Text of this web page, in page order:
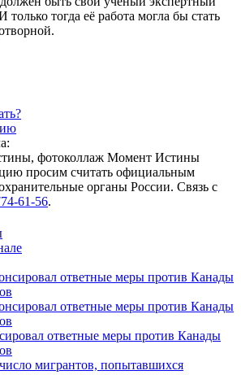
только тогда её работа могла бы стать
фотоколлаж Момент Истины
просим считать официальным
органы России. Связь с
61-56.
ответные меры против Канады